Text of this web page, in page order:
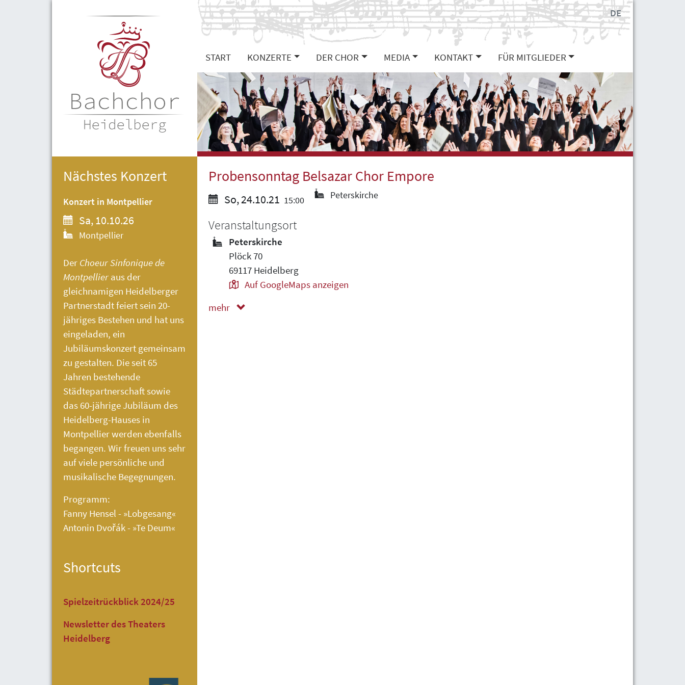
START KONZERTE DER CHOR MEDIA KONTAKT FÜR MITGLIEDER
DE
Probensonntag Belsazar Chor Empore
So, 24.10.21 15:00 Peterskirche
Veranstaltungsort
Peterskirche
Plöck 70
69117 Heidelberg
Auf GoogleMaps anzeigen
mehr
Nächstes Konzert
Konzert in Montpellier
Sa, 10.10.26
Montpellier
Der Choeur Sinfonique de
Montpellier aus der
gleichnamigen Heidelberger
Partnerstadt feiert sein 20-
jähriges Bestehen und hat uns
eingeladen, ein
Jubiläumskonzert gemeinsam
zu gestalten. Die seit 65
Jahren bestehende
Städtepartnerschaft sowie
das 60-jährige Jubiläum des
Heidelberg-Hauses in
Montpellier werden ebenfalls
begangen. Wir freuen uns sehr
auf viele persönliche und
musikalische Begegnungen.
Programm:
Fanny Hensel - »Lobgesang«
Antonin Dvořák - »Te Deum«
Shortcuts
Spielzeitrückblick 2024/25
Newsletter des Theaters
Heidelberg